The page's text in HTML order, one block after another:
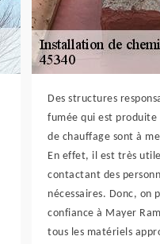
Des structures
fumée qui est produite
de chauffage sont à
En effet, il est très
contactant des
nécessaires. Donc, on
confiance à Mayer
tous les matériels